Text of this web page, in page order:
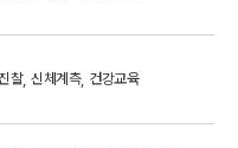
찰, 신체계측, 건강교육